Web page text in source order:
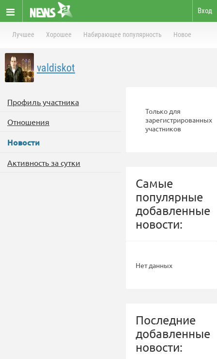
Вход
Лучшее Хорошее Набирающее популярность Новое
valdiskot
Профиль участника
Отношения
Новости
Активность за сутки
Только для
зарегистрированных
участников
Самые
популярные
добавленные
новости:
Нет данных
Последние
добавленные
новости: